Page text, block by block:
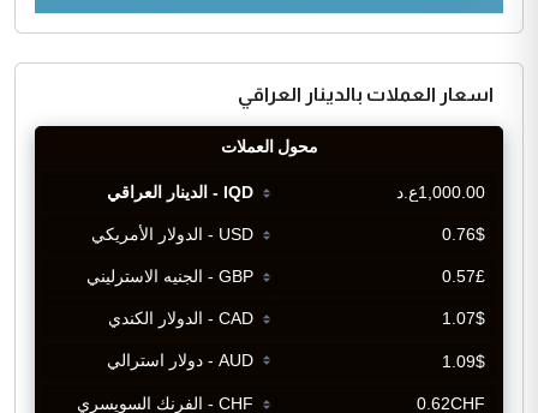
اسعار العملات بالدينار العراقي